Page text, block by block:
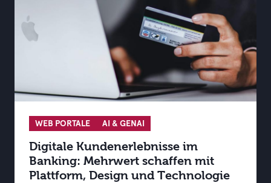
WEB PORTALE AI & GENAI
Digitale Kundenerlebnisse im
Banking: Mehrwert schaffen mit
Plattform, Design und Technologie